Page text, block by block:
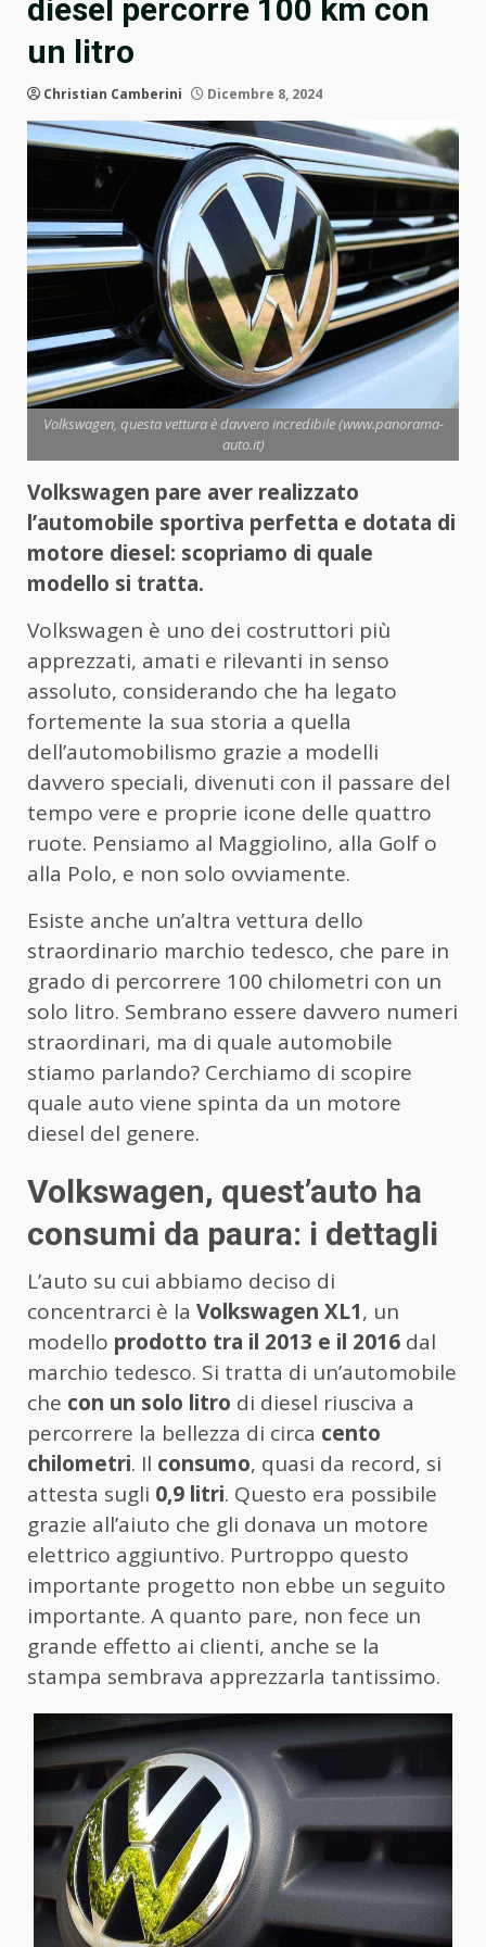
diesel percorre 100 km con
un litro
Christian Camberini Dicembre 8, 2024
Volkswagen, questa vettura è davvero incredibile (www.panorama-
auto.it)
Volkswagen pare aver realizzato
l’automobile sportiva perfetta e dotata di
motore diesel: scopriamo di quale
modello si tratta.
Volkswagen è uno dei costruttori più
apprezzati, amati e rilevanti in senso
assoluto, considerando che ha legato
fortemente la sua storia a quella
dell’automobilismo grazie a modelli
davvero speciali, divenuti con il passare del
tempo vere e proprie icone delle quattro
ruote. Pensiamo al Maggiolino, alla Golf o
alla Polo, e non solo ovviamente.
Esiste anche un’altra vettura dello
straordinario marchio tedesco, che pare in
grado di percorrere 100 chilometri con un
solo litro. Sembrano essere davvero numeri
straordinari, ma di quale automobile
stiamo parlando? Cerchiamo di scopire
quale auto viene spinta da un motore
diesel del genere.
Volkswagen, quest’auto ha
consumi da paura: i dettagli
L’auto su cui abbiamo deciso di
concentrarci è la Volkswagen XL1, un
modello prodotto tra il 2013 e il 2016 dal
marchio tedesco. Si tratta di un’automobile
che con un solo litro di diesel riusciva a
percorrere la bellezza di circa cento
chilometri. Il consumo, quasi da record, si
attesta sugli 0,9 litri. Questo era possibile
grazie all’aiuto che gli donava un motore
elettrico aggiuntivo. Purtroppo questo
importante progetto non ebbe un seguito
importante. A quanto pare, non fece un
grande effetto ai clienti, anche se la
stampa sembrava apprezzarla tantissimo.